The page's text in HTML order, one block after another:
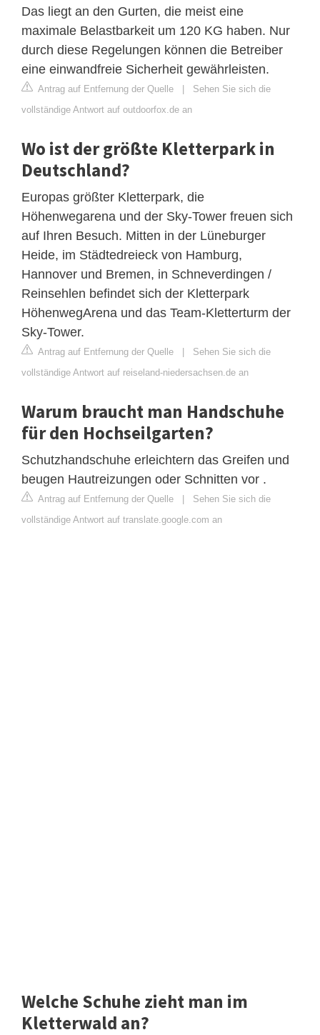
Das liegt an den Gurten, die meist eine
maximale Belastbarkeit um 120 KG haben. Nur
durch diese Regelungen können die Betreiber
eine einwandfreie Sicherheit gewährleisten.
Antrag auf Entfernung der Quelle | Sehen Sie sich die
vollständige Antwort auf outdoorfox.de an
Wo ist der größte Kletterpark in
Deutschland?
Europas größter Kletterpark, die
Höhenwegarena und der Sky-Tower freuen sich
auf Ihren Besuch. Mitten in der Lüneburger
Heide, im Städtedreieck von Hamburg,
Hannover und Bremen, in Schneverdingen /
Reinsehlen befindet sich der Kletterpark
HöhenwegArena und das Team-Kletterturm der
Sky-Tower.
Antrag auf Entfernung der Quelle | Sehen Sie sich die
vollständige Antwort auf reiseland-niedersachsen.de an
Warum braucht man Handschuhe
für den Hochseilgarten?
Schutzhandschuhe erleichtern das Greifen und
beugen Hautreizungen oder Schnitten vor .
Antrag auf Entfernung der Quelle | Sehen Sie sich die
vollständige Antwort auf translate.google.com an
Welche Schuhe zieht man im
Kletterwald an?